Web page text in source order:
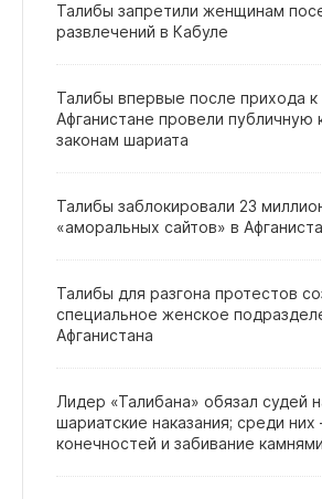
Талибы запретили женщинам
развлечений в Кабуле
Талибы впервые после прихода к
Афганистане провели публичную
законам шариата
Талибы заблокировали 23
«аморальных сайтов» в
Талибы для разгона протестов
специальное женское
Афганистана
Лидер «Талибана» обязал судей
шариатские наказания; среди
конечностей и забивание камнями